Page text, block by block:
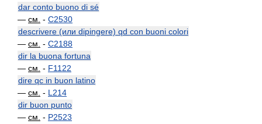
dar conto buono di sé
— см. - C2530
descrivere (или dipingere) qd con buoni colori
— см. - C2188
dir la buona fortuna
— см. - F1122
dire qc in buon latino
— см. - L214
dir buon punto
— см. - P2523